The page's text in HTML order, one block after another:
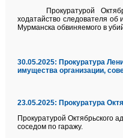
Прокуратурой
ходатайство следователя
Мурманска обвиняемого в
30.05.2025: Прокуратура
имущества организации,
23.05.2025: Прокуратура
Прокуратурой Октябрьского
соседом по гаражу.